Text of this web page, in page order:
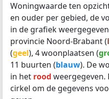
Woningwaarde ten
en ouder per gebied, de
in de grafiek
provincie Noord-Brabant (
(geel), 4 woonplaatsen (
11 buurten (blauw). De
in het rood weergegeven.
cirkel om de gegevens